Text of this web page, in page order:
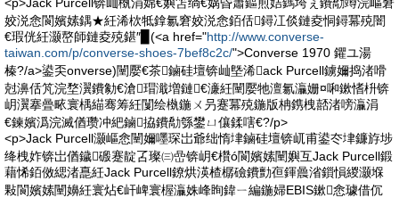
姣涚悆閬嬪嫊鍝★紝浠栨牴鎿氱窘姣涚悆銆佸鐞冮倓鏈夌恫鐞冪殑闇
€瑕侊紝灏嶅師鏈夌殑鍖″▉(<a href="http://www.converse-
taiwan.com/p/converse-shoes-7bef8c2c/">Converse 1970 鑺ユ湯
榛?/a>鍙奀onverse)闉嬮€茶鏀硅壇锛屾墍浠ack Purcell鐪嬭捣渚嗗
尅濞佸竼浣堥瀷鐨勨€滄瑁濈増鏈€濓紝闉嬮牠澶氱灜姗¤啝鏉愭枡锛
岄瀷搴曡畩寰楀緢骞筹紝闅绘槸鍦ㄨ叧蹇冪殑鍦版柟鎸栧嚭渚嗙灜涓
€鍊嬪潙浣滅偤瓒冲紦鏀拹鐨勪綔鐢ㄩ儴鍒嗐€?/p>
<p>Jack Purcell灏嶇悆闉嬭嚜琛岀爺绌惰垏鏀硅壇锛屼甫鍙冭垏鐮斿埗
绛栧妰锛岀偤鐬磤蹇靛叾璨㈢嵒锛岄€欑ó閬嬪嫊闉嬩互Jack Purcell鍛
藉悕銆傚緦渚嗭紝Jack Purcell鐐烘渶楂樼礆鐨勯亱鍕曟渻鎻愪緵灏堢
敤閬嬪嫊闉嬶紝寰炶€屽崥寰楃灜姝峰眴鍏ㄧ編鍦婦EBIS鏉悆璩借伔